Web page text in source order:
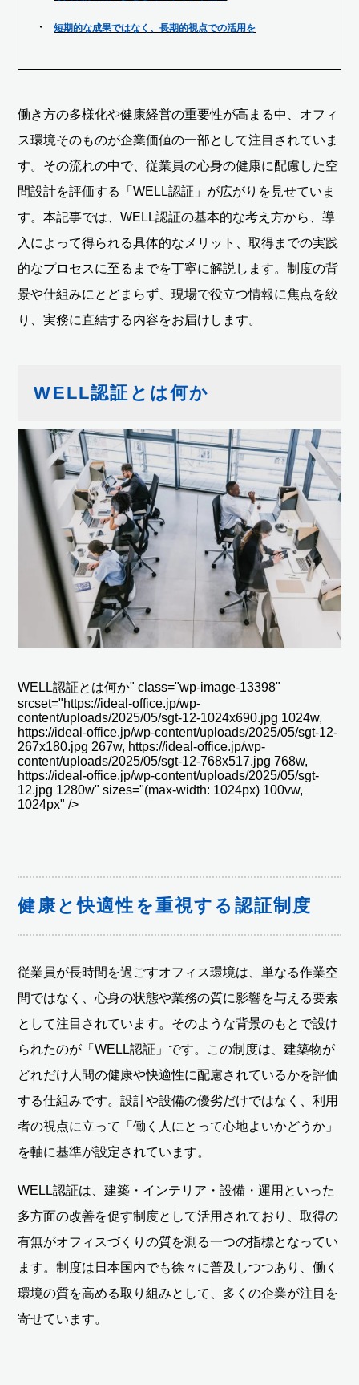
短期的な成果ではなく、長期的視点での活用を
働き方の多様化や健康経営の重要性が高まる中、オフィ
ス環境そのものが企業価値の一部として注目されていま
す。その流れの中で、従業員の心身の健康に配慮した空
間設計を評価する「WELL認証」が広がりを見せていま
す。本記事では、WELL認証の基本的な考え方から、導
入によって得られる具体的なメリット、取得までの実践
的なプロセスに至るまでを丁寧に解説します。制度の背
景や仕組みにとどまらず、現場で役立つ情報に焦点を絞
り、実務に直結する内容をお届けします。
WELL認証とは何か
WELL認証とは何か" class="wp-image-13398"
srcset="https://ideal-office.jp/wp-
content/uploads/2025/05/sgt-12-1024x690.jpg 1024w,
https://ideal-office.jp/wp-content/uploads/2025/05/sgt-12-
267x180.jpg 267w, https://ideal-office.jp/wp-
content/uploads/2025/05/sgt-12-768x517.jpg 768w,
https://ideal-office.jp/wp-content/uploads/2025/05/sgt-
12.jpg 1280w" sizes="(max-width: 1024px) 100vw,
1024px" />
健康と快適性を重視する認証制度
従業員が長時間を過ごすオフィス環境は、単なる作業空
間ではなく、心身の状態や業務の質に影響を与える要素
として注目されています。そのような背景のもとで設け
られたのが「WELL認証」です。この制度は、建築物が
どれだけ人間の健康や快適性に配慮されているかを評価
する仕組みです。設計や設備の優劣だけではなく、利用
者の視点に立って「働く人にとって心地よいかどうか」
を軸に基準が設定されています。
WELL認証は、建築・インテリア・設備・運用といった
多方面の改善を促す制度として活用されており、取得の
有無がオフィスづくりの質を測る一つの指標となってい
ます。制度は日本国内でも徐々に普及しつつあり、働く
環境の質を高める取り組みとして、多くの企業が注目を
寄せています。